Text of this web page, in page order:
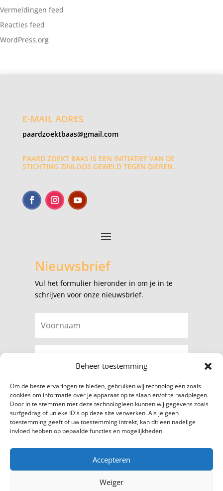
Beheer toestemming
Om de beste ervaringen te bieden, gebruiken wij technologieën zoals
cookies om informatie over je apparaat op te slaan en/of te raadplegen.
Door in te stemmen met deze technologieën kunnen wij gegevens zoals
surfgedrag of unieke ID's op deze site verwerken. Als je geen
toestemming geeft of uw toestemming intrekt, kan dit een nadelige
invloed hebben op bepaalde functies en mogelijkheden.
Accepteren
Weiger
Vermeldingen feed
Reacties feed
WordPress.org
E-MAIL ADRES
paardzoektbaas@gmail.com
PAARD ZOEKT BAAS IS EEN INITIATIEF VAN DE
STICHTING ZINLOOS GEWELD TEGEN DIEREN.
Nieuwsbrief
Vul het formulier hieronder in om je in te
schrijven voor onze nieuwsbrief.
Abonneer
© 2024 Paard zoekt baas|
Cookiebeleid